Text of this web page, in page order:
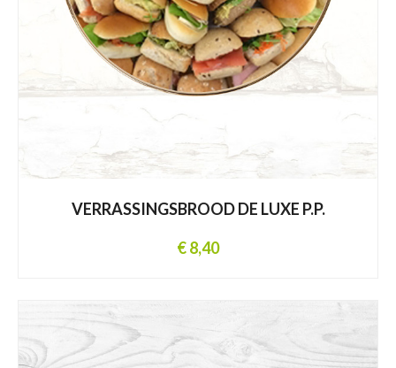
VERRASSINGSBROOD DE LUXE P.P.
€ 8,40